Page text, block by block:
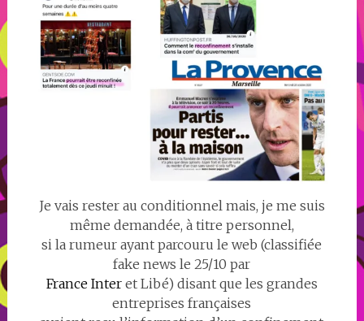
Je vais rester au conditionnel mais, je me suis
même demandée, à titre personnel,
si la rumeur ayant parcouru le web (classifiée
fake news le 25/10 par
France Interet Libé) disant que les grandes
entreprises françaises